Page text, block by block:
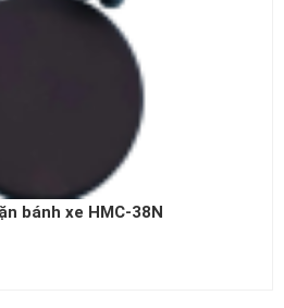
bánh xe HMC-38N